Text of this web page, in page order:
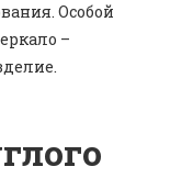
Особой
–